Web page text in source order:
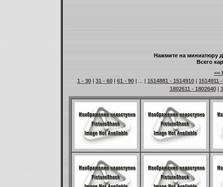
Нажмите на миниатюру
Всего
<<
1 - 30 | 31 - 60 | 61 - 90 | ... | 1514881 - 1514910 | 1514911
1802611 - 1802640|